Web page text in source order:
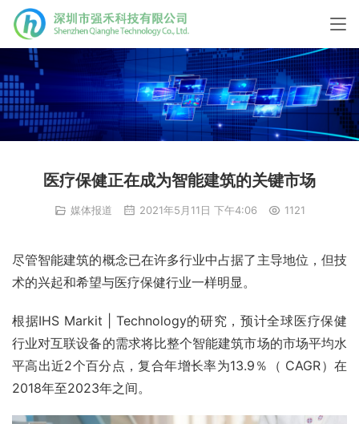
医疗保健正在成为智能建筑的关键市场
媒体报道 2021年5月11日 下午4:06 1121
尽管智能建筑的概念已在许多行业中占据了主导地位，但技
术的兴起和希望与医疗保健行业一样明显。
根据IHS Markit | Technology的研究，预计全球医疗保健
行业对互联设备的需求将比整个智能建筑市场的市场平均水
平高出近2个百分点，复合年增长率为13.9％（ CAGR）在
2018年至2023年之间。